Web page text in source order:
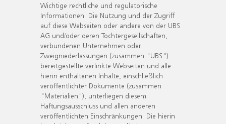
Wichtige rechtliche und regulatorische
Informationen. Die Nutzung und der Zugriff
auf diese Webseiten oder andere von der UBS
AG und/oder deren Tochtergesellschaften,
verbundenen Unternehmen oder
Zweigniederlassungen (zusammen "UBS")
bereitgestellte verlinkte Webseiten und alle
hierin enthaltenen Inhalte, einschließlich
veröffentlichter Dokumente (zusammen
"Materialien"), unterliegen diesem
Haftungsausschluss und allen anderen
veröffentlichten Einschränkungen. Die hierin